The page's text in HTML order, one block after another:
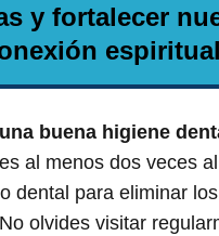
y fortalecer
espiritual
buena higiene
al menos dos veces
dental para eliminar
olvides visitar